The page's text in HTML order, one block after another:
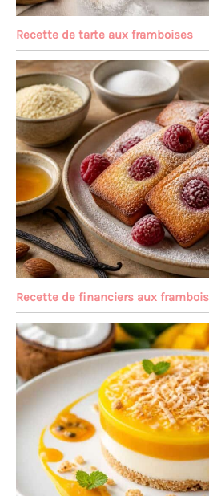
Recette de tarte aux framboises
Recette de financiers aux